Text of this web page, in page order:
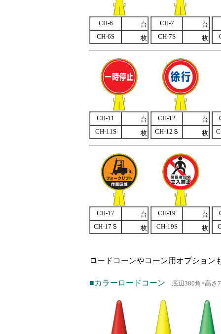
CH-6
台
CH-6S
枚
CH-7
台
CH-7S
枚
CH-11
台
CH-11S
枚
CH-12
台
CH-12Ｓ
枚
CH-17
台
CH-17Ｓ
枚
CH-19
台
CH-19S
枚
ロードコーンやコーン用オプション
■カラーロードコーン 底辺380角×高さ